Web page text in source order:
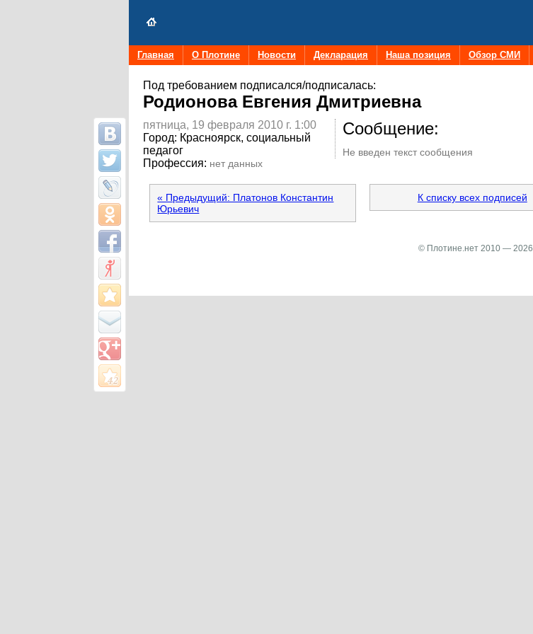
Главная О Плотине Новости Декларация Наша позиция Обзор СМИ
Под требованием подписался/подписалась:
Родионова Евгения Дмитриевна
Сообщение:
Не введен текст сообщения
пятница, 19 февраля 2010 г. 1:00
Город: Красноярск, социальный
педагог
Профессия: нет данных
« Предыдущий: Платонов Константин
Юрьевич
К списку всех подписей
© Плотине.нет 2010 — 2026